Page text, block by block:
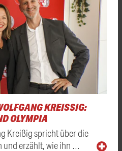
KREISSIG: Z
OLYMPIA
Kreißig spricht über die
und erzählt, wie ihn …